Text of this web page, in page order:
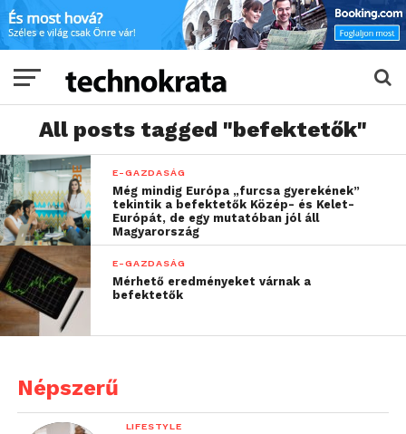
All posts tagged "befektetők"
E-GAZDASÁG
Még mindig Európa „furcsa gyerekének”
tekintik a befektetők Közép- és Kelet-
Európát, de egy mutatóban jól áll
Magyarország
E-GAZDASÁG
Mérhető eredményeket várnak a
befektetők
Népszerű
LIFESTYLE